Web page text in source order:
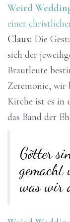
Weird
einer
Claus: Die
sich der
Brautleute
Zeremonie, wir
Kirche ist es in
das Band der
Götter
gemacht
was wir